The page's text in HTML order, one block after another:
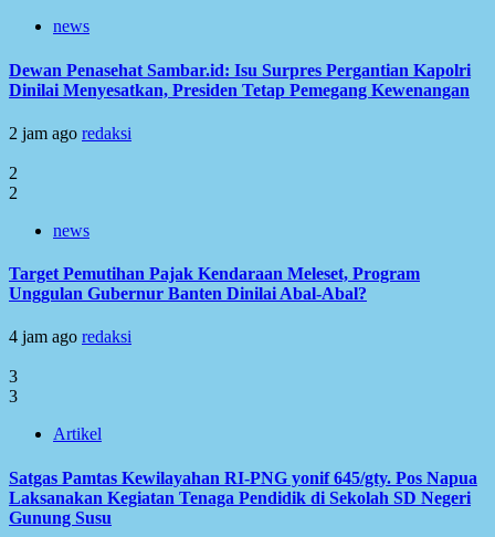
news
Dewan Penasehat Sambar.id: Isu Surpres Pergantian Kapolri
Dinilai Menyesatkan, Presiden Tetap Pemegang Kewenangan
2 jam ago redaksi
2
2
news
Target Pemutihan Pajak Kendaraan Meleset, Program
Unggulan Gubernur Banten Dinilai Abal-Abal?
4 jam ago redaksi
3
3
Artikel
Satgas Pamtas Kewilayahan RI-PNG yonif 645/gty. Pos Napua
Laksanakan Kegiatan Tenaga Pendidik di Sekolah SD Negeri
Gunung Susu